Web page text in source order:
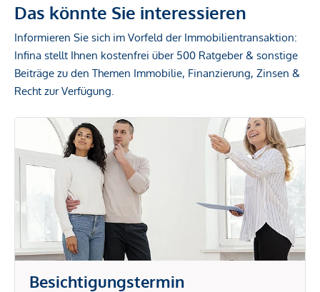
Das könnte Sie interessieren
Informieren Sie sich im Vorfeld der Immobilientransaktion:
Infina stellt Ihnen kostenfrei über 500 Ratgeber & sonstige
Beiträge zu den Themen Immobilie, Finanzierung, Zinsen &
Recht zur Verfügung.
Besichtigungstermin